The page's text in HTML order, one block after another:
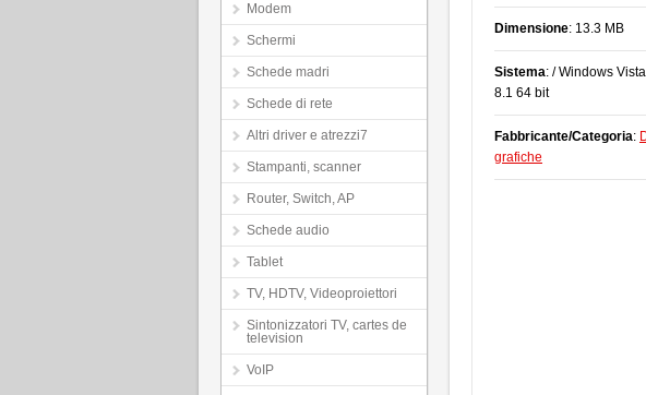
Modem
Schermi
Schede madri
Schede di rete
Altri driver e atrezzi7
Stampanti, scanner
Router, Switch, AP
Schede audio
Tablet
TV, HDTV, Videoproiettori
Sintonizzatori TV, cartes de
television
VoIP
Dimensione: 13.3 MB
Sistema: / Windows
8.1 64 bit
Fabbricante/Categoria:
grafiche